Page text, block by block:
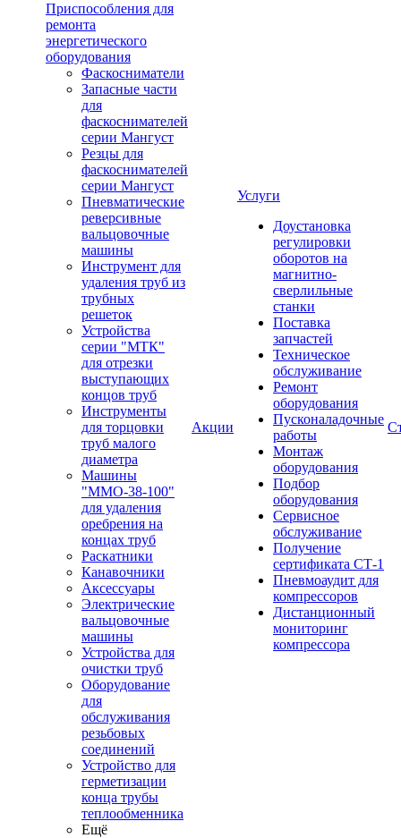
Приспособления для
ремонта
энергетического
оборудования
Фаскосниматели
Запасные части
для
фаскоснимателей
серии Мангуст
Резцы для
фаскоснимателей
серии Мангуст
Пневматические
реверсивные
вальцовочные
машины
Инструмент для
удаления труб из
трубных
решеток
Устройства
серии "МТК"
для отрезки
выступающих
концов труб
Инструменты
для торцовки
труб малого
диаметра
Машины
"ММО-38-100"
для удаления
оребрения на
концах труб
Раскатники
Канавочники
Аксессуары
Электрические
вальцовочные
машины
Устройства для
очистки труб
Оборудование
для
обслуживания
резьбовых
соединений
Устройство для
герметизации
конца трубы
теплообменника
Ещё
Акции
Услуги
Доустановка
регулировки
оборотов на
магнитно-
сверлильные
станки
Поставка
запчастей
Техническое
обслуживание
Ремонт
оборудования
Пусконаладочные
работы
Монтаж
оборудования
Подбор
оборудования
Сервисное
обслуживание
Получение
сертификата СТ-1
Пневмоаудит для
компрессоров
Дистанционный
мониторинг
компрессора